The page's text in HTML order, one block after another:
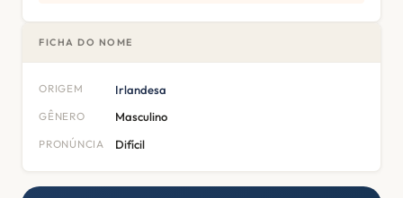
FICHA DO NOME
ORIGEM Irlandesa
GÊNERO Masculino
PRONÚNCIA Difícil